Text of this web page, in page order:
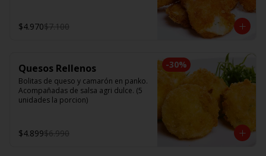
$4.970$7.100
-30%
Quesos Rellenos
Bolitas de queso y camarón en panko.
Acompañadas de salsa agri dulce. (5
unidades la porcion)
$4.899$6.990